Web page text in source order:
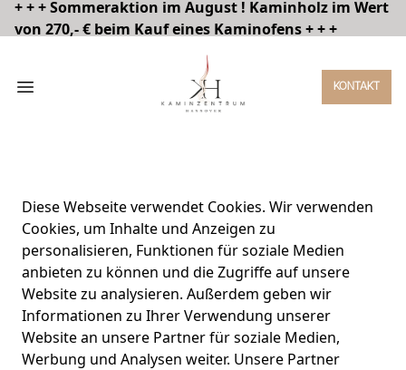
+ + + Sommeraktion im August ! Kaminholz im Wert
von 270,- € beim Kauf eines Kaminofens + + +
Open menu KONTAKT
Diese Webseite verwendet Cookies. Wir verwenden
Cookies, um Inhalte und Anzeigen zu
personalisieren, Funktionen für soziale Medien
anbieten zu können und die Zugriffe auf unsere
Website zu analysieren. Außerdem geben wir
Informationen zu Ihrer Verwendung unserer
Website an unsere Partner für soziale Medien,
Werbung und Analysen weiter. Unsere Partner